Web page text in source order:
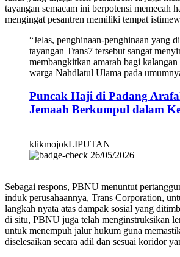
tayangan semacam ini berpotensi memecah
mengingat pesantren memiliki tempat
“Jelas, penghinaan-penghinaan yang
tayangan Trans7 tersebut sangat
membangkitkan amarah bagi kalangan
warga Nahdlatul Ulama pada
Puncak Haji di Padang
Jemaah Berkumpul dalam
klikmojokLIPUTAN
26/05/2026
Sebagai respons, PBNU menuntut
induk perusahaannya, Trans Corporation,
langkah nyata atas dampak sosial yang
di situ, PBNU juga telah menginstruksikan
untuk menempuh jalur hukum guna
diselesaikan secara adil dan sesuai koridor